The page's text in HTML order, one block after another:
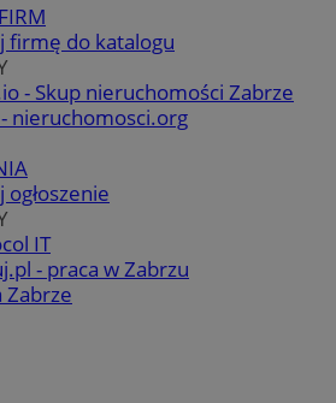
firmę do katalogu
- Skup nieruchomości Zabrze
nieruchomosci.org
ogłoszenie
IT
- praca w Zabrzu
Zabrze